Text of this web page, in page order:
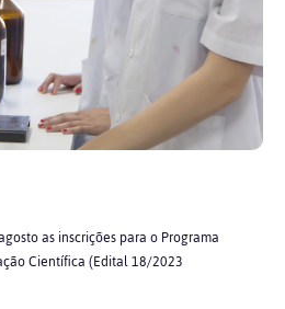
as inscrições para o Programa
Científica (Edital 18/2023